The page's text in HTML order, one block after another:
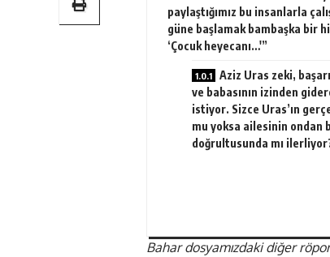
paylaştığımız bu insanlarla
güne başlamak bambaşka bir
‘Çocuk heyecanı…'”
Aziz Uras zeki,
ve babasının izinden
istiyor. Sizce Uras’ın
mu yoksa ailesinin ondan
doğrultusunda mı
Bahar dosyamızdaki diğer